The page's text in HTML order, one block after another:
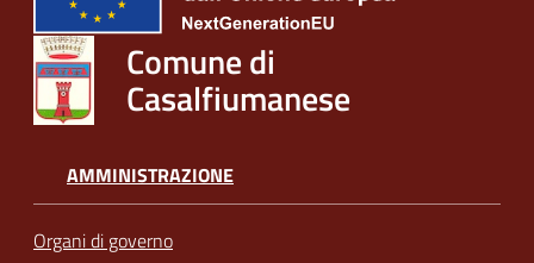
Comune di
Casalfiumanese
AMMINISTRAZIONE
Organi di governo